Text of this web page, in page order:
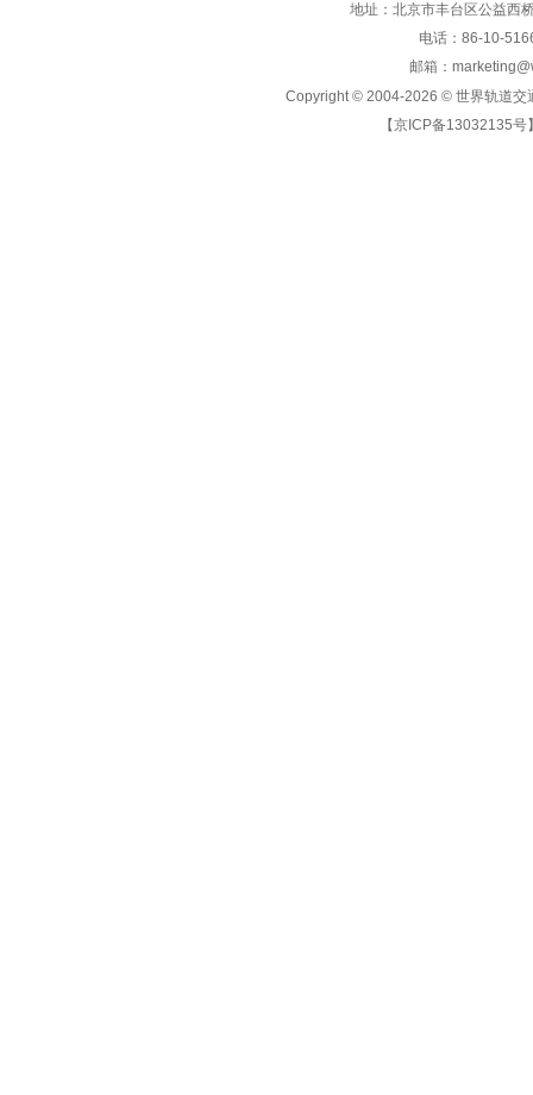
地址：北京市丰台区公益西
电话：86-10-
邮箱：
Copyright © 2004-2026 © 世界轨道交
【京ICP备13032135